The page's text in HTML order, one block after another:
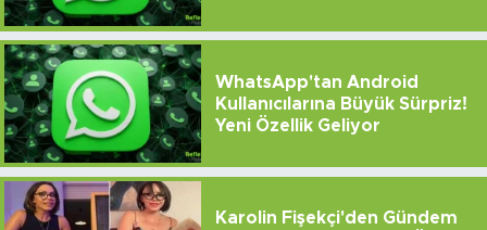
WhatsApp'tan Android
Kullanıcılarına Büyük Sürpriz!
Yeni Özellik Geliyor
Karolin Fişekçi'den Gündem